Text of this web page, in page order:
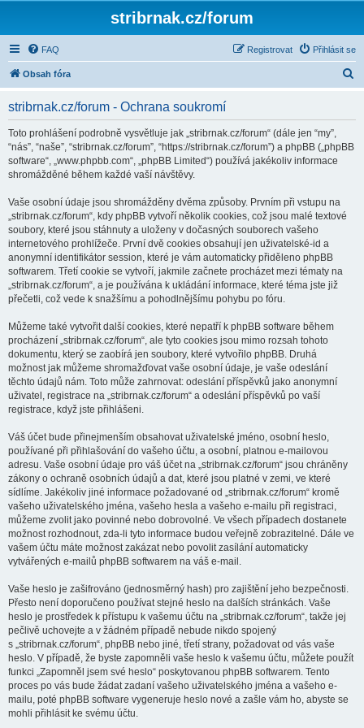
stribrnak.cz/forum
FAQ Přihlásit se
Registrovat
Obsah fóra
stribrnak.cz/forum - Ochrana soukromí
Toto prohlášení podrobně vysvětluje jak „stribrnak.cz/forum“ (dále jen “my”,
“nás”, “naše”, “stribrnak.cz/forum”, “https://stribrnak.cz/forum”) a phpBB („phpBB
software“, „www.phpbb.com“, „phpBB Limited“) používá jakékoliv informace
shromážděné během každé vaší návštěvy.
Vaše osobní údaje jsou shromážděny dvěma způsoby. Prvním při vstupu na
„stribrnak.cz/forum“, kdy phpBB vytvoří několik cookies, což jsou malé textové
soubory, které jsou stáhnuty a uloženy v dočasných souborech vašeho
internetového prohlížeče. První dvě cookies obsahují jen uživatelské-id a
anonymní identifikátor session, které je vám automaticky přiděleno phpBB
softwarem. Třetí cookie se vytvoří, jakmile začnete procházet mezi tématy na
„stribrnak.cz/forum“, a je používána k ukládání informace, které téma jste již
přečetli, což vede k snažšímu a pohodlnějšímu pohybu po fóru.
Můžeme také vytvořit další cookies, které nepatří k phpBB software během
procházení „stribrnak.cz/forum“, ale tyto cookies jsou mimo rozsah tohoto
dokumentu, který se zaobírá jen soubory, které vytvořilo phpBB. Druhá
možnost jak můžeme shromažďovat vaše osobní údaje, je vaše odeslání
těchto údajů nám. Toto může zahrnovat: odeslání příspěvků jako anonymní
uživatel, registrace na „stribrnak.cz/forum“ a odeslání příspěvků po vaší
registrace, když jste přihlášeni.
Váš účet bude přinejmenším obsahovat uživatelské jméno, osobní heslo,
používané při přihlašování do vašeho účtu, a osobní, platnou e-mailovou
adresu. Vaše osobní údaje pro váš účet na „stribrnak.cz/forum“ jsou chráněny
zákony o ochraně osobních údajů a dat, které jsou platné v zemi, ve které
sídlíme. Jakékoliv jiné informace požadované od „stribrnak.cz/forum“ kromě
vašeho uživatelského jména, vašeho hesla a vašeho e-mailu při registraci,
můžeme zvolit jako povinné nebo dobrovolné. Ve všech případech dostanete
možnost rozhodnout, zda-li tyto informace budou veřejně zobrazitelné. Dále ve
vašem účtu máte možnost zakázat nebo povolit zasílání automaticky
vytvářených e-mailů phpBB softwarem na váš e-mail.
Vaše heslo je zašifrováno (jednosměrný hash) pro zajištění jeho bezpečnosti.
Přesto není doporučeno používat stejné heslo na dalších stránkách. Vaše
heslo je prostředek k přístupu k vašemu účtu na „stribrnak.cz/forum“, takže jej
pečlivě uchovejte a v žádném případě nebude nikdo spojený
s „stribrnak.cz/forum“, phpBB nebo jiné, třetí strany, požadovat od vás vaše
heslo. V případě, že byste zapomněli vaše heslo k vašemu účtu, můžete použít
funkci „Zapomněl jsem své heslo“ poskytovanou phpBB softwarem. Tento
proces po vás bude žádat zadaní vašeho uživatelského jména a vašeho e-
mailu, poté phpBB software vygeneruje heslo nové a zašle vám ho, abyste se
mohli přihlásit ke svému účtu.